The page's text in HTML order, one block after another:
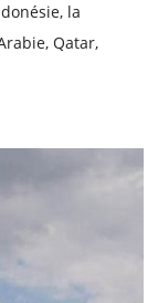
la
Qatar,